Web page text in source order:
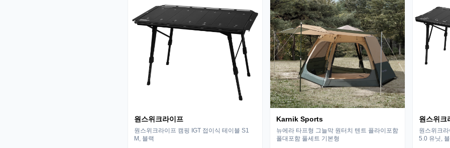
원스위크라이프
원스위크라이프 캠핑 IGT 접이식 테이블 S1
M, 블랙
Karnik Sports
뉴에라 타프형 그늘막 원터치 텐트 플라이포함
폴대포함 풀세트 기본형
원스위크
원스위크
5.0 유닛,